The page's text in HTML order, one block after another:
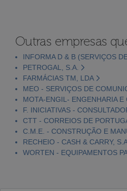
Outras empresas
INFORMA D & B (SERVIÇOS
PETROGAL, S.A.
FARMÁCIAS TM, LDA
MEO - SERVIÇOS DE
MOTA-ENGIL- ENGENHARIA E
F. INICIATIVAS -
CTT - CORREIOS DE
C.M.E. - CONSTRUÇÃO E
RECHEIO - CASH & CARRY,
WORTEN - EQUIPAMENTOS